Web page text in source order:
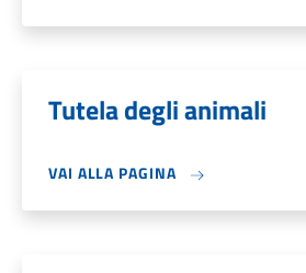
Tutela degli animali
VAI ALLA PAGINA